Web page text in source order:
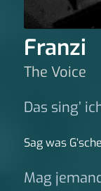
Franzi
The Voice
Das sing’
Sag was
Mag